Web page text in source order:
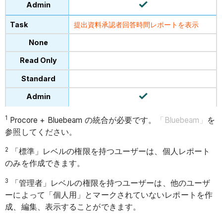
提出資料承認者回答時間レポートを表示
1 Procore + Bluebeam の統合が必要です。 「Bluebeam」 を
参照してください。
2
「標準」レベルの権限を持つユーザーは、個人レポート
のみを作成できます。
3
「管理者」レベルの権限を持つユーザーは、他のユーザ
ーによって「個人用」とマークされていないレポートを作
成、編集、表示することができます。